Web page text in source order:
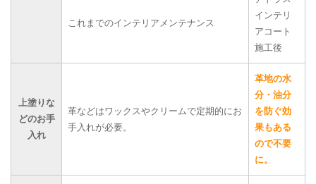
これまでのインテリアメンテナンス
インテリ
アコート
施工後
上塗りな
どのお手
入れ
革などはワックスやクリームで定期的にお
手入れが必要。
革地の水
分・油分
を防ぐ効
果もある
ので不要
に。